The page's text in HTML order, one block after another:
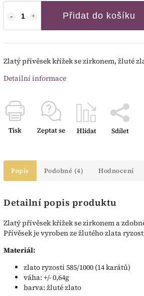
Přidat do košíku
Zlatý přívěsek křížek se zirkonem, žluté
Detailní informace
Tisk Zeptat se Hlídat Sdílet
Popis Podobné (4) Hodnocení
Detailní popis produktu
Zlatý přívěsek křížek se zirkonem a
Přívěsek je vyroben ze žlutého zlata
Materiál:
zlato ryzosti 585/1000 (14 karátů)
váha: +/- 0,64g
barva: žluté zlato